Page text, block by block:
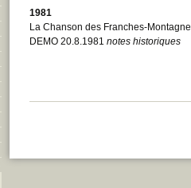
1981
La Chanson des Franches-
DEMO 20.8.1981 notes historiques